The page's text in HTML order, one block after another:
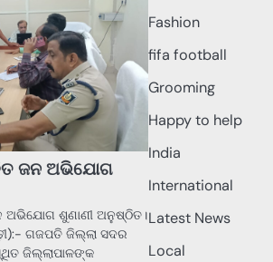
ଜନ ଅଭିଯୋଗ
ଅଭିଯୋଗ ଶୁଣାଣୀ ଅନୁଷ୍ଠିତ।
ଗଜପତି ଜିଲ୍ଲା ସଦର
ଜିଲ୍ଲାପାଳଙ୍କ
Fashion
fifa football
Grooming
Happy to help
India
International
Latest News
Local